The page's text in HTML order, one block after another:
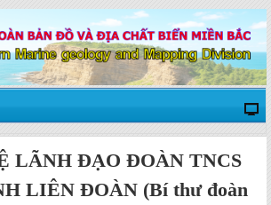
LÃNH ĐẠO ĐOÀN TNCS
LIÊN ĐOÀN (Bí thư đoàn